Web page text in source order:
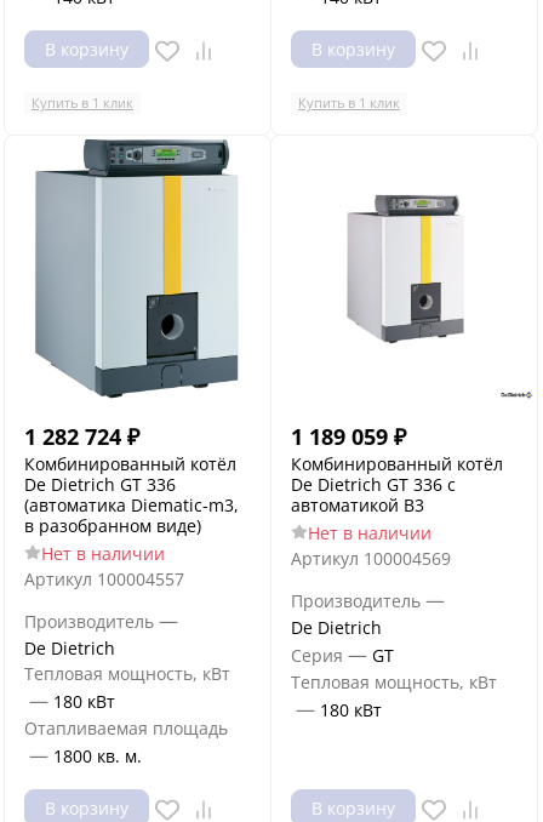
В корзину
Купить в 1 клик
В корзину
Купить в 1 клик
1 282 724 ₽
Комбинированный котёл
De Dietrich GT 336
(автоматика Diematic-m3,
в разобранном виде)
Нет в наличии
Артикул 100004557
Производитель —
De Dietrich
Тепловая мощность, кВт
— 180 кВт
Отапливаемая площадь
— 1800 кв. м.
В корзину
1 189 059 ₽
Комбинированный котёл
De Dietrich GT 336 с
автоматикой B3
Нет в наличии
Артикул 100004569
Производитель —
De Dietrich
Серия — GT
Тепловая мощность, кВт
— 180 кВт
В корзину